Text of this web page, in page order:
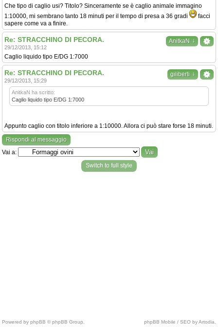
Che tipo di caglio usi? Titolo? Sinceramente se è caglio animale immagino
1:10000, mi sembrano tanto 18 minuti per il tempo di presa a 36 gradi
facci
sapere come va a finire.
AnitkaN ↓
Re: STRACCHINO DI PECORA.
29/12/2013, 15:12
Caglio liquido tipo E/DG 1:7000
giliberti ↓
Re: STRACCHINO DI PECORA.
29/12/2013, 15:29
AnitkaN ha scritto:
Caglio liquido tipo E/DG 1:7000
Appunto caglio con titolo inferiore a 1:10000. Allora ci può stare forse 18 minuti.
Rispondi al messaggio
Vai a:
Switch to full style
Powered by phpBB © phpBB Group. phpBB Mobile / SEO by Artodia.